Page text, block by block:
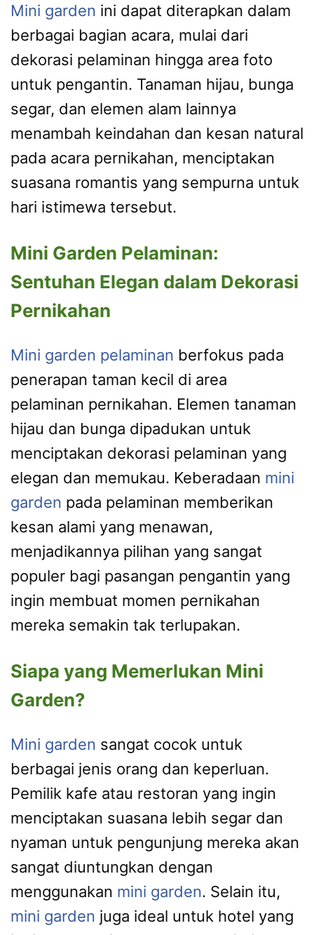
Mini garden ini dapat diterapkan dalam
berbagai bagian acara, mulai dari
dekorasi pelaminan hingga area foto
untuk pengantin. Tanaman hijau, bunga
segar, dan elemen alam lainnya
menambah keindahan dan kesan natural
pada acara pernikahan, menciptakan
suasana romantis yang sempurna untuk
hari istimewa tersebut.
Mini Garden Pelaminan:
Sentuhan Elegan dalam Dekorasi
Pernikahan
Mini garden pelaminan berfokus pada
penerapan taman kecil di area
pelaminan pernikahan. Elemen tanaman
hijau dan bunga dipadukan untuk
menciptakan dekorasi pelaminan yang
elegan dan memukau. Keberadaan mini
garden pada pelaminan memberikan
kesan alami yang menawan,
menjadikannya pilihan yang sangat
populer bagi pasangan pengantin yang
ingin membuat momen pernikahan
mereka semakin tak terlupakan.
Siapa yang Memerlukan Mini
Garden?
Mini garden sangat cocok untuk
berbagai jenis orang dan keperluan.
Pemilik kafe atau restoran yang ingin
menciptakan suasana lebih segar dan
nyaman untuk pengunjung mereka akan
sangat diuntungkan dengan
menggunakan mini garden. Selain itu,
mini garden juga ideal untuk hotel yang